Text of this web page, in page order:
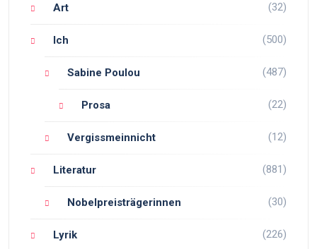
Art (32)
Ich (500)
Sabine Poulou (487)
Prosa (22)
Vergissmeinnicht (12)
Literatur (881)
Nobelpreisträgerinnen (30)
Lyrik (226)